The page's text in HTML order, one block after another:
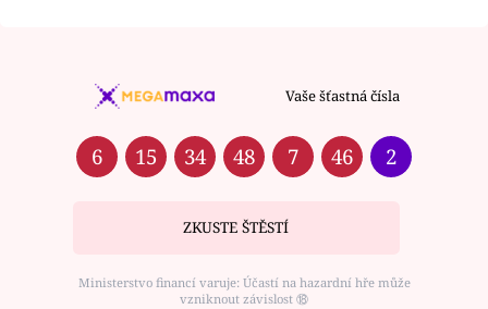
Vaše šťastná čísla
6 15 34 48 7 46 2
ZKUSTE ŠTĚSTÍ
Ministerstvo financí varuje: Účastí na hazardní hře může
vzniknout závislost ⑱